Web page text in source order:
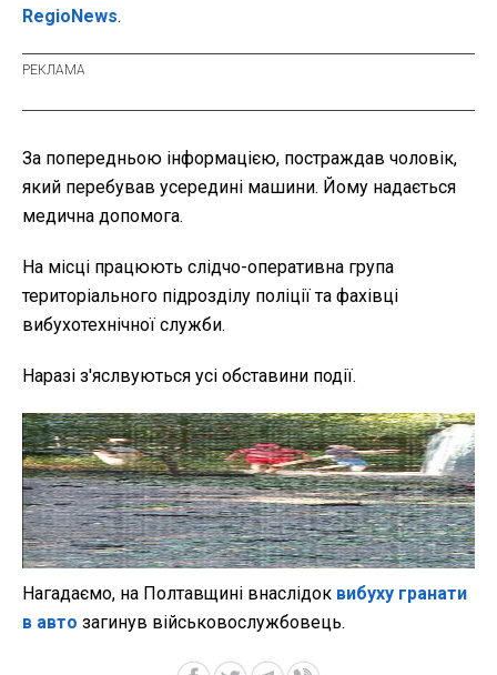
RegioNews.
За попередньою інформацією, постраждав чоловік,
який перебував усередині машини. Йому надається
медична допомога.
На місці працюють слідчо-оперативна група
територіального підрозділу поліції та фахівці
вибухотехнічної служби.
Наразі з'яслвуються усі обставини події.
Нагадаємо, на Полтавщині внаслідок вибуху гранати
в авто загинув військовослужбовець.